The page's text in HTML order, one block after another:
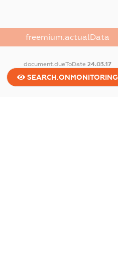
freemium.actualData
document.dueToDate 24.03.17
SEARCH.ONMONITORING